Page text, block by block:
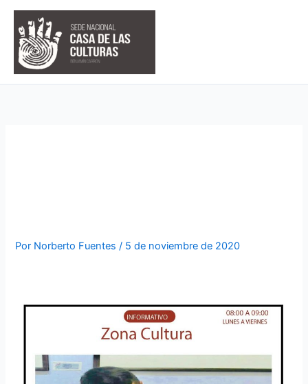
contenido
Por Norberto Fuentes / 5 de noviembre de 2020